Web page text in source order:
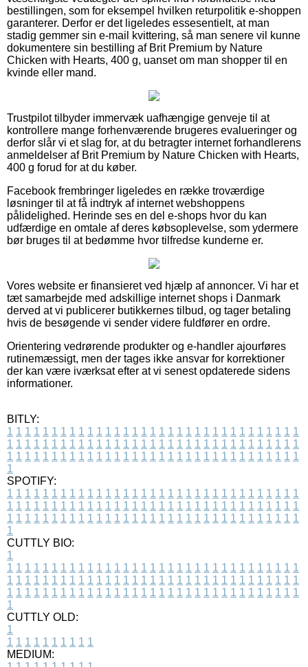
bestillingen, som for eksempel hvilken returpolitik e-shoppen
garanterer. Derfor er det ligeledes essesentielt, at man
stadig gemmer sin e-mail kvittering, så man senere vil kunne
dokumentere sin bestilling af Brit Premium by Nature
Chicken with Hearts, 400 g, uanset om man shopper til en
kvinde eller mand.
Trustpilot tilbyder immervæk uafhængige genveje til at
kontrollere mange forhenværende brugeres evalueringer og
derfor slår vi et slag for, at du betragter internet forhandlerens
anmeldelser af Brit Premium by Nature Chicken with Hearts,
400 g forud for at du køber.
Facebook frembringer ligeledes en række troværdige
løsninger til at få indtryk af internet webshoppens
pålidelighed. Herinde ses en del e-shops hvor du kan
udfærdige en omtale af deres købsoplevelse, som ydermere
bør bruges til at bedømme hvor tilfredse kunderne er.
Vores website er finansieret ved hjælp af annoncer. Vi har et
tæt samarbejde med adskillige internet shops i Danmark
derved at vi publicerer butikkernes tilbud, og tager betaling
hvis de besøgende vi sender videre fuldfører en ordre.
Orientering vedrørende produkter og e-handler ajourføres
rutinemæssigt, men der tages ikke ansvar for korrektioner
der kan være iværksat efter at vi senest opdaterede sidens
informationer.
BITLY:
1 1 1 1 1 1 1 1 1 1 1 1 1 1 1 1 1 1 1 1 1 1 1 1 1 1 1 1 1 1 1 1 1
1 1 1 1 1 1 1 1 1 1 1 1 1 1 1 1 1 1 1 1 1 1 1 1 1 1 1 1 1 1 1 1 1
1 1 1 1 1 1 1 1 1 1 1 1 1 1 1 1 1 1 1 1 1 1 1 1 1 1 1 1 1 1 1 1 1
1
SPOTIFY:
1 1 1 1 1 1 1 1 1 1 1 1 1 1 1 1 1 1 1 1 1 1 1 1 1 1 1 1 1 1 1 1 1
1 1 1 1 1 1 1 1 1 1 1 1 1 1 1 1 1 1 1 1 1 1 1 1 1 1 1 1 1 1 1 1 1
1 1 1 1 1 1 1 1 1 1 1 1 1 1 1 1 1 1 1 1 1 1 1 1 1 1 1 1 1 1 1 1 1
1
CUTTLY BIO:
1
1 1 1 1 1 1 1 1 1 1 1 1 1 1 1 1 1 1 1 1 1 1 1 1 1 1 1 1 1 1 1 1 1
1 1 1 1 1 1 1 1 1 1 1 1 1 1 1 1 1 1 1 1 1 1 1 1 1 1 1 1 1 1 1 1 1
1 1 1 1 1 1 1 1 1 1 1 1 1 1 1 1 1 1 1 1 1 1 1 1 1 1 1 1 1 1 1 1 1
1
CUTTLY OLD:
1
1 1 1 1 1 1 1 1 1 1
MEDIUM: